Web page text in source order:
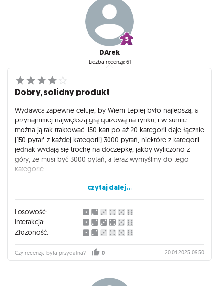
DArek
Liczba recenzji: 61
Dobry, solidny produkt
Wydawca zapewne celuje, by Wiem Lepiej było najlepszą, a
przynajmniej największą grą quizową na rynku, i w sumie
można ją tak traktować. 150 kart po aż 20 kategorii daje łącznie
(150 pytań z każdej kategorii) 3000 pytań, niektóre z kategorii
jednak wydają się trochę na doczepkę, jakby wyliczono z
góry, że musi być 3000 pytań, a teraz wymyślmy do tego
kategorie.
Kategorie to: Architektura, Sztuka, Człowiek, Film, Nauka,
Geografia, Telewizja, Wierzenia, Natura, Muzyka, Literatura,
Języki, Historia, Polityka, Technologia, Biznes, Społeczeństwo,
Sport, Projektowanie, Potrawy.
Grę wyróżnia przejrzystość, dobrze zaprojektowany
minimalizm oraz krótkie pytania, choć nie zawsze przemyślane
- pytania np. z polityki czy architektury wydają się mocno
roku to i tamto. Bez przesady, who cares :)
czytaj dalej...
Losowość:
Interakcja:
Złożoność:
Czy recenzja była przydatna? 0 20.04.2025 09:50